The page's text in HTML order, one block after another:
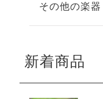
その他の楽器
新着商品